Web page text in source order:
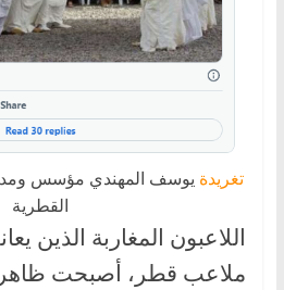
تغريدة يوسف المهندي مؤسس
القطرية
اللاعبون المغاربة الذين
ملاعب قطر، أصبحت